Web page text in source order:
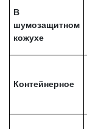
В
шумозащитном
кожухе
Контейнерное